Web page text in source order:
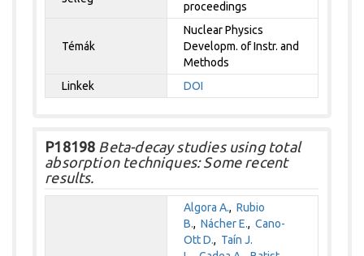
proceedings
Témák
Nuclear Physics
Developm. of Instr. and
Methods
Linkek
DOI
P18198 Beta-decay studies using total
absorption techniques: Some recent
results.
Algora A.,Rubio
B.,Nácher E.,Cano-
Ott D., Taín J.